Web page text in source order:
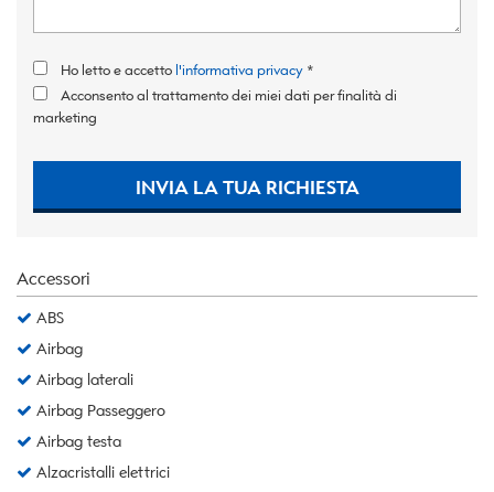
Ho letto e accetto l'informativa privacy *
Acconsento al trattamento dei miei dati per finalità di
marketing
INVIA LA TUA RICHIESTA
Accessori
ABS
Airbag
Airbag laterali
Airbag Passeggero
Airbag testa
Alzacristalli elettrici